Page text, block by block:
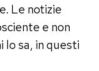
Le notizie
e non
lo sa, in questi